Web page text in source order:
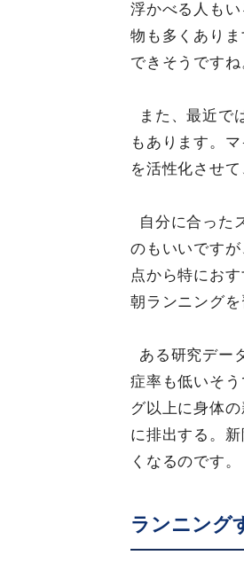
浮かべる人も
物も多くあり
できそうですね
また、最近で
もあります。
を活性化させ
自分に合った
のもいいです
点から特にお
朝ランニングを
ある研究デー
症率も低いそ
グ以上に身体
に排出する。
くなるのです。
ランニング